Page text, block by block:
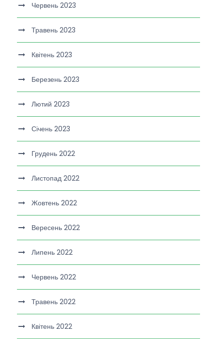
Червень 2023
Травень 2023
Квітень 2023
Березень 2023
Лютий 2023
Січень 2023
Грудень 2022
Листопад 2022
Жовтень 2022
Вересень 2022
Липень 2022
Червень 2022
Травень 2022
Квітень 2022